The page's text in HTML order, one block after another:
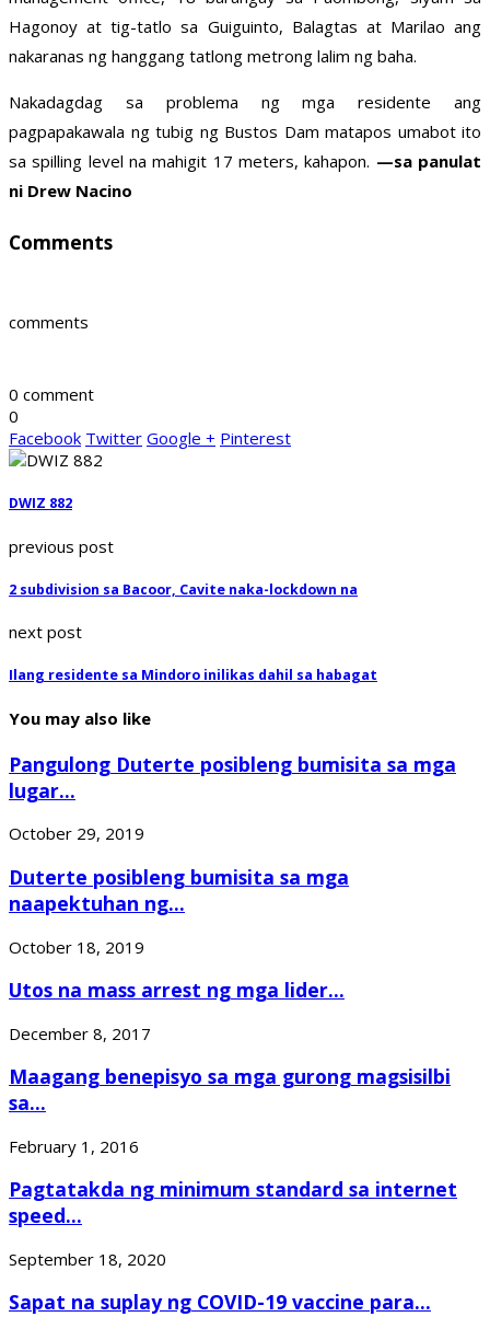
Hagonoy at tig-tatlo sa Guiguinto, Balagtas at Marilao ang
nakaranas ng hanggang tatlong metrong lalim ng baha.
Nakadagdag sa problema ng mga residente ang
pagpapakawala ng tubig ng Bustos Dam matapos umabot ito
sa spilling level na mahigit 17 meters, kahapon. —sa panulat
ni Drew Nacino
Comments
comments
0 comment
0
Facebook Twitter Google + Pinterest
DWIZ 882
previous post
2 subdivision sa Bacoor, Cavite naka-lockdown na
next post
Ilang residente sa Mindoro inilikas dahil sa habagat
You may also like
Pangulong Duterte posibleng bumisita sa mga
lugar...
October 29, 2019
Duterte posibleng bumisita sa mga
naapektuhan ng...
October 18, 2019
Utos na mass arrest ng mga lider...
December 8, 2017
Maagang benepisyo sa mga gurong magsisilbi
sa...
February 1, 2016
Pagtatakda ng minimum standard sa internet
speed...
September 18, 2020
Sapat na suplay ng COVID-19 vaccine para...